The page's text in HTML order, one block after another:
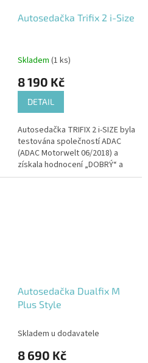
Autosedačka Trifix 2 i-Size
Skladem (1 ks)
8 190 Kč
DETAIL
Autosedačka TRIFIX 2 i-SIZE byla
testována společností ADAC
(ADAC Motorwelt 06/2018) a
získala hodnocení „DOBRÝ“ a
známku 2,1. Od 15 měsíců do 4
Autosedačka Dualfix M
Plus Style
Skladem u dodavatele
8 690 Kč